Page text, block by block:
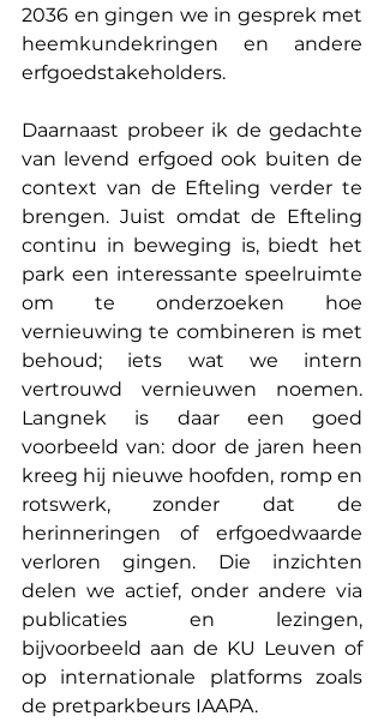
2036 en gingen we in gesprek met
heemkundekringen en andere
erfgoedstakeholders.
Daarnaast probeer ik de gedachte
van levend erfgoed ook buiten de
context van de Efteling verder te
brengen. Juist omdat de Efteling
continu in beweging is, biedt het
park een interessante speelruimte
om te onderzoeken hoe
vernieuwing te combineren is met
behoud; iets wat we intern
vertrouwd vernieuwen noemen.
Langnek is daar een goed
voorbeeld van: door de jaren heen
kreeg hij nieuwe hoofden, romp en
rotswerk, zonder dat de
herinneringen of erfgoedwaarde
verloren gingen. Die inzichten
delen we actief, onder andere via
publicaties en lezingen,
bijvoorbeeld aan de KU Leuven of
op internationale platforms zoals
de pretparkbeurs IAAPA.